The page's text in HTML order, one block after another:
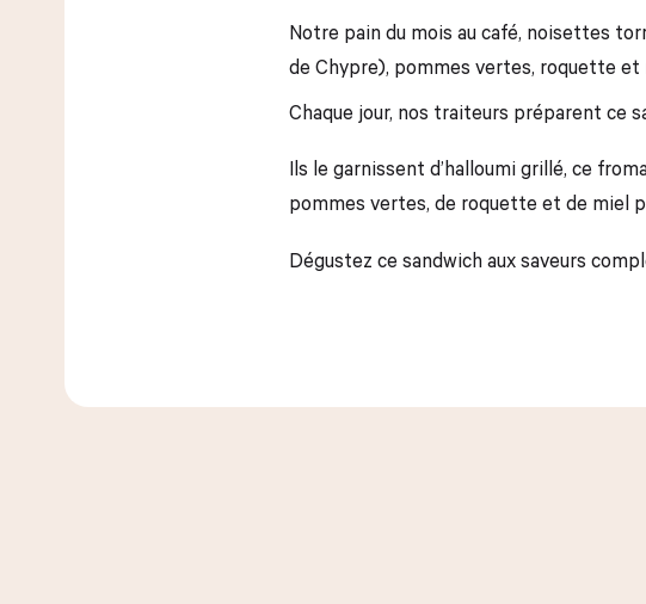
Notre pain du mois au café, noisettes
de Chypre), pommes vertes, roquette et
Chaque jour, nos traiteurs préparent ce
Ils le garnissent d’halloumi grillé, ce
pommes vertes, de roquette et de miel
Dégustez ce sandwich aux saveurs